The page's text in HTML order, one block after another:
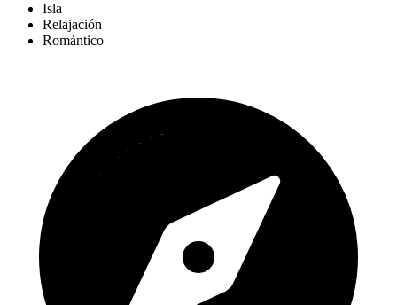
Isla
Relajación
Romántico